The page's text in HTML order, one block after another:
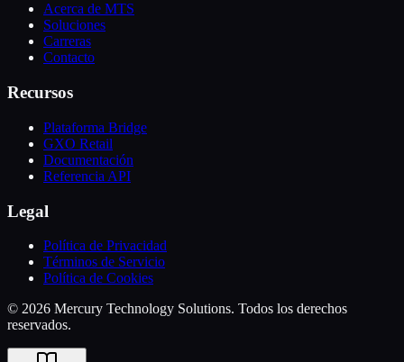
Acerca de MTS
Soluciones
Carreras
Contacto
Recursos
Plataforma Bridge
GXO Retail
Documentación
Referencia API
Legal
Política de Privacidad
Términos de Servicio
Política de Cookies
© 2026 Mercury Technology Solutions. Todos los derechos
reservados.